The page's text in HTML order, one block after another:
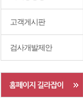
고객게시판
검사개발제안